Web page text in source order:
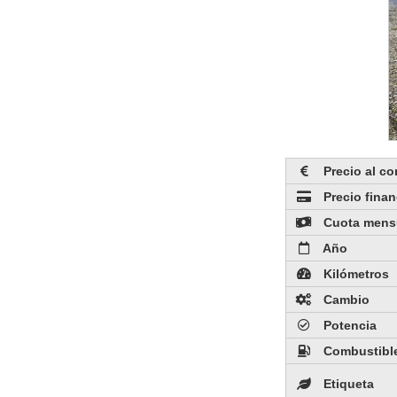
Precio al
Precio
Cuota
Año
Kilómetros
Cambio
Potencia
Etiqueta